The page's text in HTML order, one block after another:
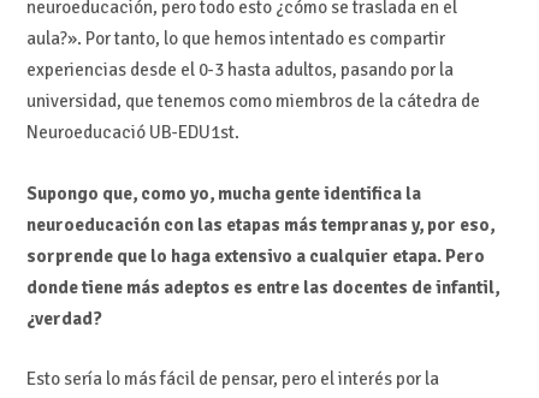
neuroeducación, pero todo esto ¿cómo se traslada en el
aula?». Por tanto, lo que hemos intentado es compartir
experiencias desde el 0-3 hasta adultos, pasando por la
universidad, que tenemos como miembros de la cátedra de
Neuroeducació UB-EDU1st.
Supongo que, como yo, mucha gente identifica la
neuroeducación con las etapas más tempranas y, por eso,
sorprende que lo haga extensivo a cualquier etapa. Pero
donde tiene más adeptos es entre las docentes de infantil,
¿verdad?
Esto sería lo más fácil de pensar, pero el interés por la